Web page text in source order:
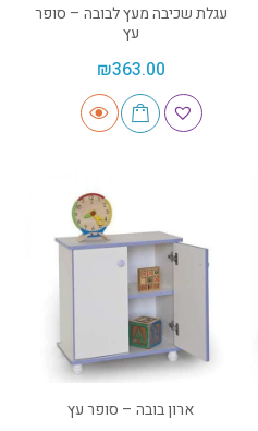
עגלת שכיבה מעץ לבובה – סופר
עץ
₪363.00
ארון בובה – סופר עץ